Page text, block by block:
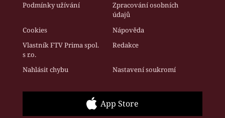
Podmínky užívání
Zpracování osobních
údajů
Cookies
Nápověda
Vlastník FTV Prima spol.
s r.o.
Redakce
Nahlásit chybu Nastavení soukromí
App Store